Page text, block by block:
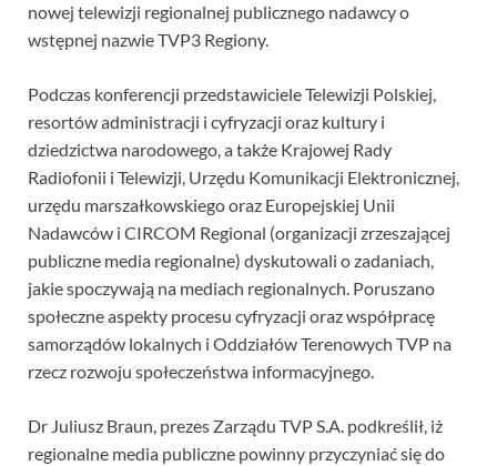
nowej telewizji regionalnej publicznego nadawcy o
wstępnej nazwie TVP3 Regiony.
Podczas konferencji przedstawiciele Telewizji Polskiej,
resortów administracji i cyfryzacji oraz kultury i
dziedzictwa narodowego, a także Krajowej Rady
Radiofonii i Telewizji, Urzędu Komunikacji Elektronicznej,
urzędu marszałkowskiego oraz Europejskiej Unii
Nadawców i CIRCOM Regional (organizacji zrzeszającej
publiczne media regionalne) dyskutowali o zadaniach,
jakie spoczywają na mediach regionalnych. Poruszano
społeczne aspekty procesu cyfryzacji oraz współpracę
samorządów lokalnych i Oddziałów Terenowych TVP na
rzecz rozwoju społeczeństwa informacyjnego.
Dr Juliusz Braun, prezes Zarządu TVP S.A. podkreślił, iż
regionalne media publiczne powinny przyczyniać się do